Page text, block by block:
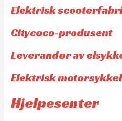
Elektrisk
Citycoco-produsent
Leverandør av
Elektrisk
Hjelpesenter